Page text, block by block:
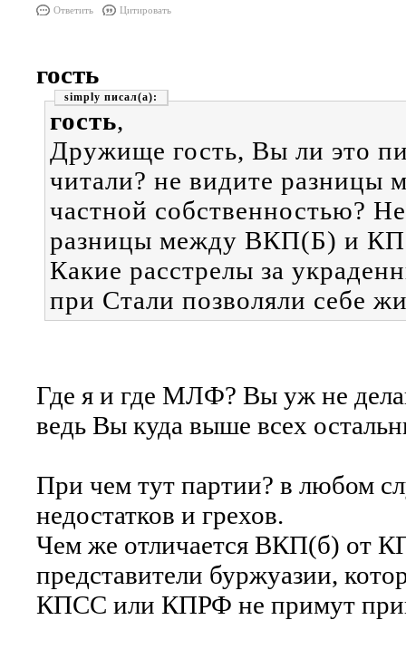
Ответить Цитировать
гость
simply
гость,
Дружище гость, Вы ли это
читали? не видите разницы
частной собственностью?
разницы между ВКП(Б) и
Какие расстрелы за
при Стали позволяли себе
Где я и где МЛФ? Вы уж не
ведь Вы куда выше всех
При чем тут партии? в любом
недостатков и грехов.
Чем же отличается ВКП(б) от
представители буржуазии,
КПСС или КПРФ не примут